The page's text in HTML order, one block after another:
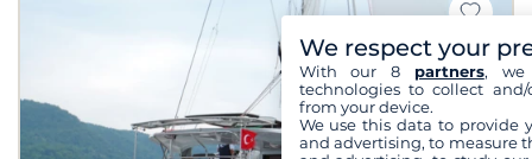
We respect your
With our 8 partners, we
technologies to collect
from your device.
We use this data to provide
and advertising, to measure